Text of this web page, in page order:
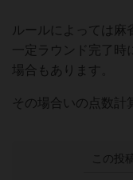
ルールによっては麻
一定ラウンド完了
場合もあります。
その場合いの点数計
この投